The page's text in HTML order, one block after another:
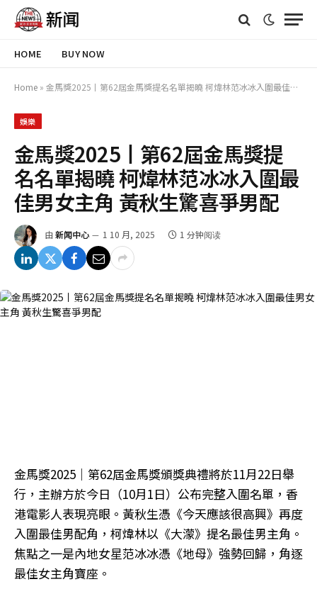
HOME BUY NOW
Home » 金馬獎2025丨第62屆金馬獎提名名單揭曉 柯煒林范冰冰入圍最佳男女主角 黃秋生驚喜爭男配
娛樂
金馬獎2025丨第62屆金馬獎提
名名單揭曉 柯煒林范冰冰入圍最
佳男女主角 黃秋生驚喜爭男配
由 新闻中心 1 10 月, 2025 1 分钟阅读
金馬獎2025｜第62屆金馬獎頒獎典禮將於11月22日舉
行，主辦方於今日（10月1日）公布完整入圍名單，香
港電影人表現亮眼。黃秋生憑《今天應該很高興》再度
入圍最佳男配角，柯煒林以《大濛》提名最佳男主角。
焦點之一是內地女星范冰冰憑《地母》強勢回歸，角逐
最佳女主角寶座。